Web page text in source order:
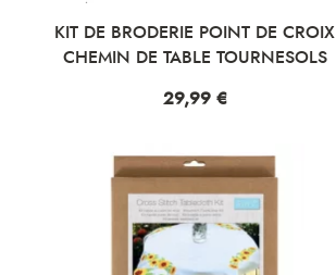
KIT DE BRODERIE POINT DE CROIX
CHEMIN DE TABLE TOURNESOLS
Prix
29,99 €